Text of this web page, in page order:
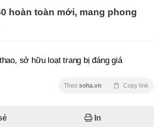
hoàn toàn mới, mang phong
sở hữu loạt trang bị đáng giá
Theo soha.vn Copy link
In